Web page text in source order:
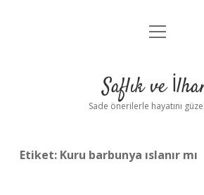
Anasayfa
Yasal Uyarı
menüyü
Saflık ve
Sade önerilerle hayatını
Etiket: Kuru barbunya ıslanır mı